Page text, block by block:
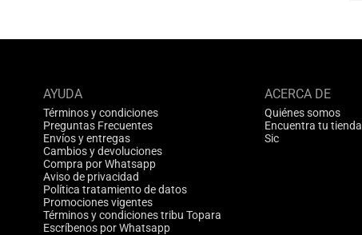
AYUDA
Términos y condiciones
Preguntas Frecuentes
Envíos y entregas
Cambios y devoluciones
Compra por Whatsapp
Aviso de privacidad
Política tratamiento de datos
Promociones vigentes
Términos y condiciones tribu Topara
Escríbenos por Whatsapp
ACERCA DE
Quiénes somos
Encuentra tu tienda
Sic